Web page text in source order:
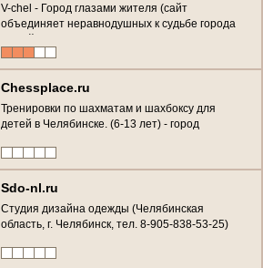
V-chel - Город глазами жителя (сайт
объединяет неравнодушных к судьбе города
людей, новости, справочная информация,
Chessplace.ru
Тренировки по шахматам и шахбоксу для
детей в Челябинске. (6-13 лет) - город
Игоревич
Sdo-nl.ru
Студия дизайна одежды (Челябинская
область, г. Челябинск, тел. 8-905-838-53-25)